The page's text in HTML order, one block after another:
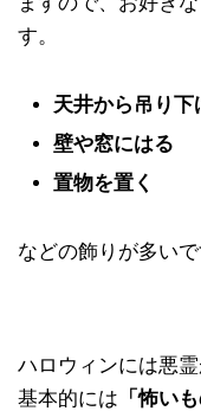
す。
天井から吊り下
壁や窓にはる
置物を置く
などの飾りが多いで
ハロウィンには悪
基本的には 「怖いも